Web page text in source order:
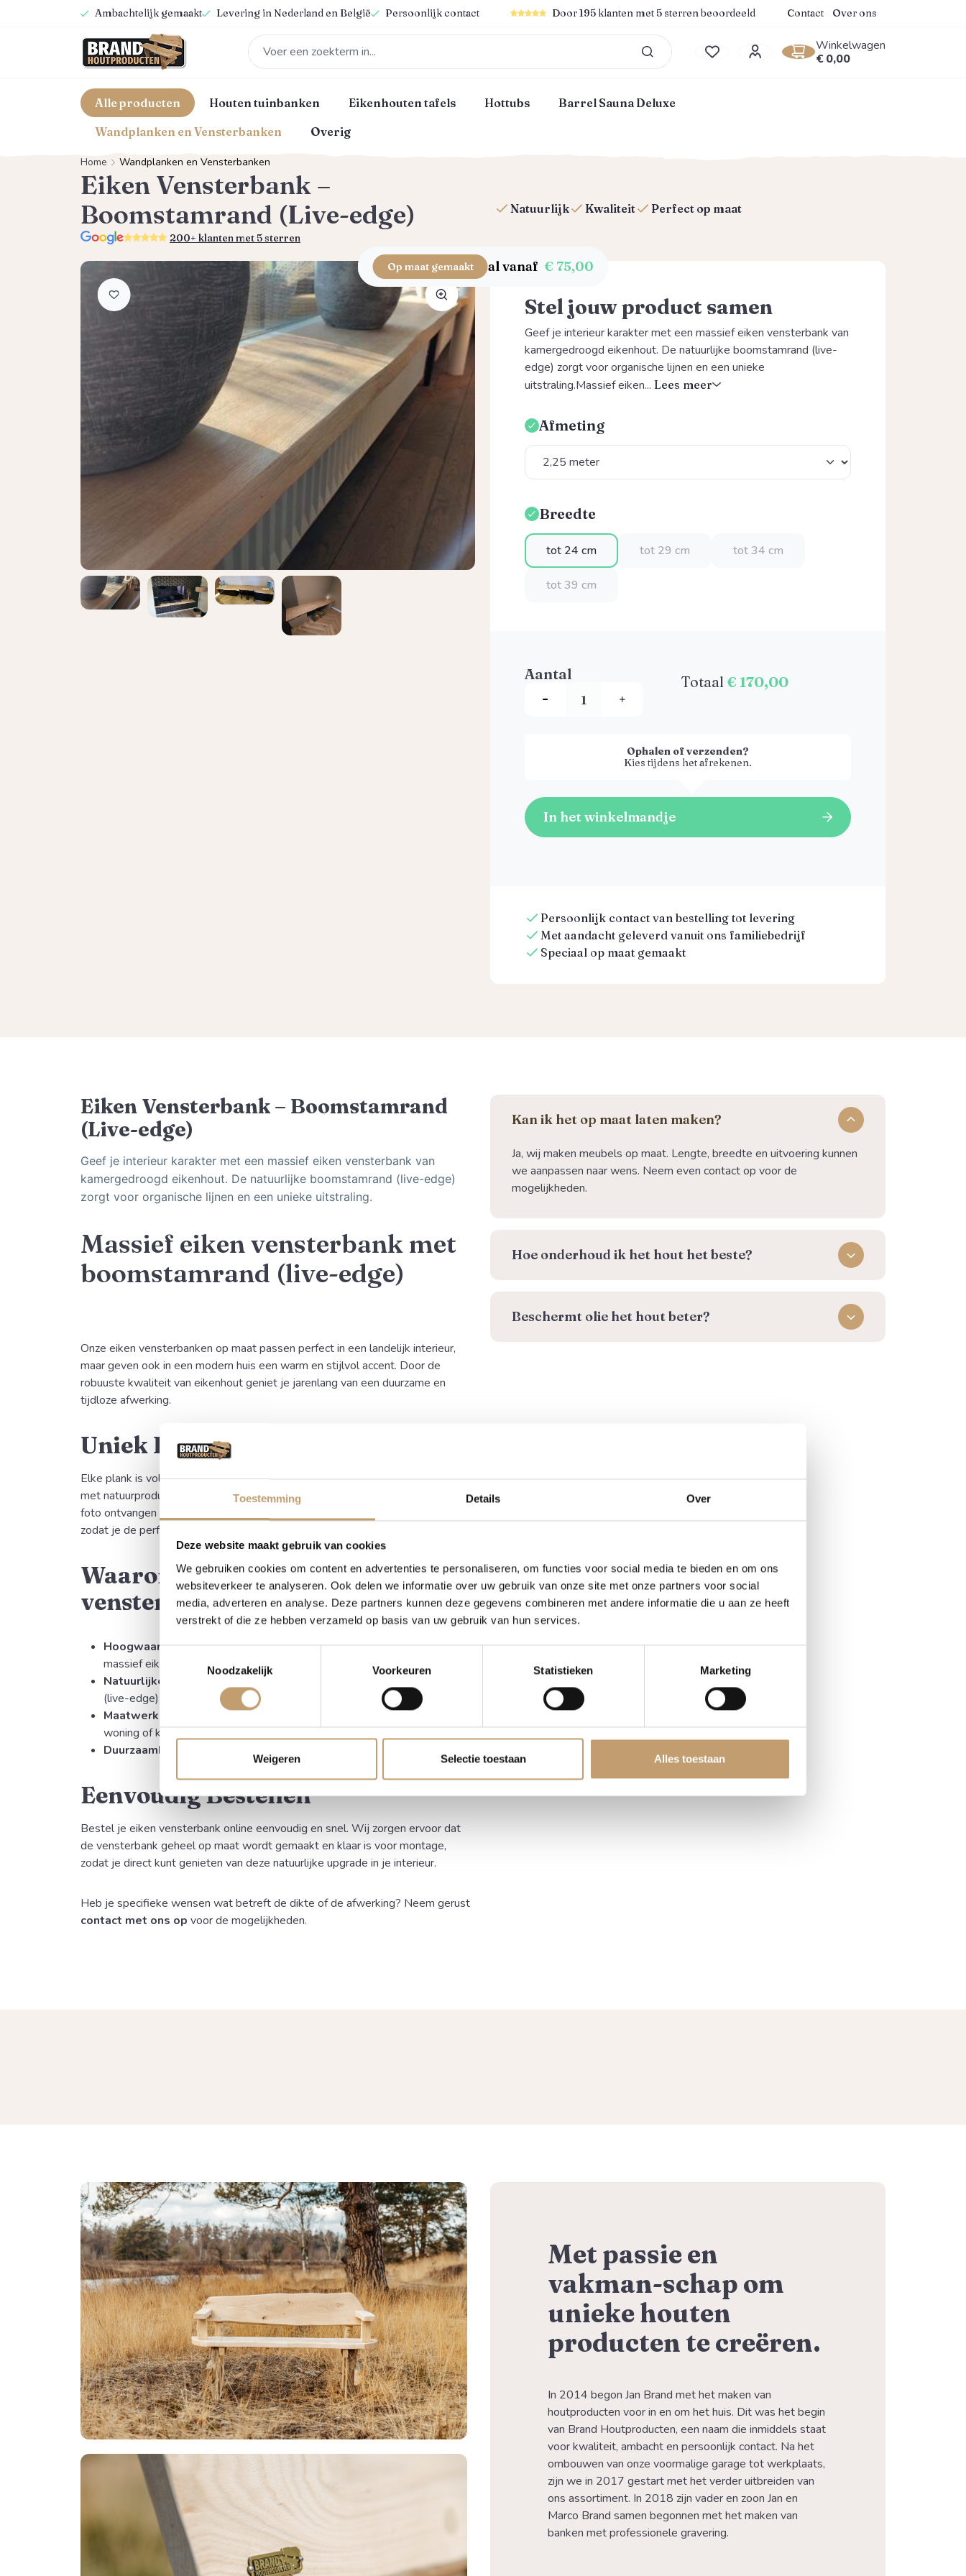
Toestemming Details Over
Deze website maakt gebruik van cookies
We gebruiken cookies om content en advertenties te personaliseren, om functies voor social media te bieden en om ons
websiteverkeer te analyseren. Ook delen we informatie over uw gebruik van onze site met onze partners voor social
media, adverteren en analyse. Deze partners kunnen deze gegevens combineren met andere informatie die u aan ze heeft
verstrekt of die ze hebben verzameld op basis van uw gebruik van hun services.
Noodzakelijk
Voorkeuren Statistieken Marketing
Weigeren Selectie toestaan Alles toestaan
Ga naar de hoofdnavigatie
Ambachtelijk gemaakt Levering in Nederland en België Persoonlijk contact Gemiddelde waardering van 4.9 van 5 sterren
Door 195 klanten met 5 sterren beoordeeld Contact Over ons
Je hebt 0 items op je verlanglijstje
Winkelwagen
€ 0,00Winkelwagentje
Alle producten Houten tuinbanken Eikenhouten tafels Hottubs
Barrel Sauna Deluxe
Wandplanken en Vensterbanken
Overig
Home Wandplanken en Vensterbanken
Eiken Vensterbank –
Boomstamrand (Live-edge)
5.0 200+ klanten met 5 sterren
Natuurlijk Kwaliteit Perfect op maat
Afbeeldingengalerij overslaan Op maat gemaakt al vanaf € 75,00
Stel jouw product samen
Geef je interieur karakter met een massief eiken vensterbank van
kamergedroogd eikenhout. De natuurlijke boomstamrand (live-
edge) zorgt voor organische lijnen en een unieke
uitstraling.Massief eiken... Lees meer
Selecteer
Afmeting
Selecteer
Breedte
tot 24 cm tot 29 cm tot 34 cm
tot 39 cm
Aantal Totaal € 170,00
Ophalen of verzenden?
Kies tijdens het afrekenen.
In het winkelmandje
Persoonlijk contact van bestelling tot levering
Met aandacht geleverd vanuit ons familiebedrijf
Speciaal op maat gemaakt
Eiken Vensterbank – Boomstamrand
(Live-edge)
Geef je interieur karakter met een massief eiken vensterbank van
kamergedroogd eikenhout. De natuurlijke boomstamrand (live-edge)
zorgt voor organische lijnen en een unieke uitstraling.
Massief eiken vensterbank met
boomstamrand (live-edge)
Onze eiken vensterbanken op maat passen perfect in een landelijk interieur,
maar geven ook in een modern huis een warm en stijlvol accent. Door de
robuuste kwaliteit van eikenhout geniet je jarenlang van een duurzame en
tijdloze afwerking.
Uniek Karakter
Elke plank is volledig uniek in vorm, kleur en nerftekening. Omdat we werken
met natuurproducten, is geen enkele vensterbank hetzelfde. Wil je vooraf een
foto ontvangen van de beschikbare planken? Wij denken graag met je mee
zodat je de perfecte keuze kunt maken voor jouw woning.
Waarom kiezen voor een eiken
vensterbank met boomstamrand?
Hoogwaardig Materiaal:Gemaakt van duurzaam, kamergedroogd
massief eikenhout voor minimale werking van het hout.
Natuurlijke Esthetiek:
Unieke uitstraling door de natuurlijke boomrand
(live-edge) die de boomvorm volgt.
Maatwerk:
Volledig op maat gemaakt, passend onder ieder raam in uw
woning of kantoor.
Duurzaamheid:
Eenvoudig Bestellen
Bestel je eiken vensterbank online eenvoudig en snel. Wij zorgen ervoor dat
de vensterbank geheel op maat wordt gemaakt en klaar is voor montage,
zodat je direct kunt genieten van deze natuurlijke upgrade in je interieur.
Heb je specifieke wensen wat betreft de dikte of de afwerking? Neem gerust
contact met ons op voor de mogelijkheden.
Kan ik het op maat laten maken?
Ja, wij maken meubels op maat. Lengte, breedte en uitvoering kunnen
we aanpassen naar wens. Neem even contact op voor de
mogelijkheden.
⁠Hoe onderhoud ik het hout het beste?
Beschermt olie het hout beter?
Met passie en
vakman-schap om
unieke houten
producten te creëren.
In 2014 begon Jan Brand met het maken van
houtproducten voor in en om het huis. Dit was het begin
van Brand Houtproducten, een naam die inmiddels staat
voor kwaliteit, ambacht en persoonlijk contact. Na het
ombouwen van onze voormalige garage tot werkplaats,
zijn we in 2017 gestart met het verder uitbreiden van
ons assortiment. In 2018 zijn vader en zoon Jan en
Marco Brand samen begonnen met het maken van
banken met professionele gravering.